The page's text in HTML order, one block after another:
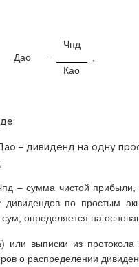
Дао =
Чпд
,
Као
– дивиденд на одну
– сумма чистой прибыли,
дивидендов по простым
определяется на
или выписки из протокола
о распределении